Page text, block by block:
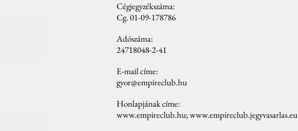
Cégjegyzékszáma:
Cg. 01-09-178786
Adószáma:
24718048-2-41
E-mail címe:
gyor@empireclub.hu
Honlapjának címe:
www.empireclub.hu;www.empireclub.jegyvasarlas.eu